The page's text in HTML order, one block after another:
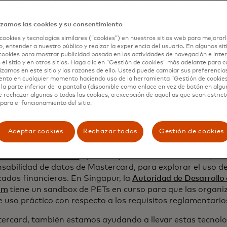
ejecutiva de la administración Biden-Harris sobre
una sección completa sobre el aceleramiento del
que preservan la privacidad, la promoción de la
por parte de las agencias federales y el desarrollo de
de estas técnicas.
lasautoridades de protección de datos y
un plan que incluía la promoción del desarrollo y el uso
incluidas las PET, que pueden generar confianza y
legisladores y reguladores también están investigando y
La Autoridad de Conducta Financiera del Reino
en Datos Sintéticos, que incluye a Caroline Louveaux,
de datos de Mastercard, para explorar el uso
financieros. En Singapur, la Autoridad de Desarrollo
tiene un sandbox de PETs en curso para que las
uso práctico con respecto a los requisitos
también estamos ayudando a llevar estas
las cookies y su consentimiento
y tecnologías similares (“cookies”) en nuestros sitios web para
entender a nuestro público y realzar la experiencia del usuario. En algunos
para mostrar publicidad basada en las actividades de navegación e
el sitio y en otros sitios. Haga clic en “Gestión de cookies” más adelante para
en este sitio y las razones de ello. Usted puede cambiar sus
en cualquier momento haciendo uso de la herramienta “Gestión de
la parte inferior de la pantalla (disponible como enlace en vez de botón en
rechazar algunas o todas las cookies, a excepción de aquellas que sean
el funcionamiento del sitio.
Aceptar cookies Rechazar todas Gestión de cookies